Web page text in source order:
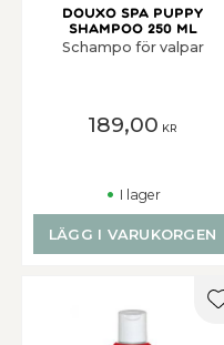
Douxo Spa Puppy
Shampoo 250 ml
Schampo för valpar
189,00 KR
I lager
LÄGG I VARUKORGEN